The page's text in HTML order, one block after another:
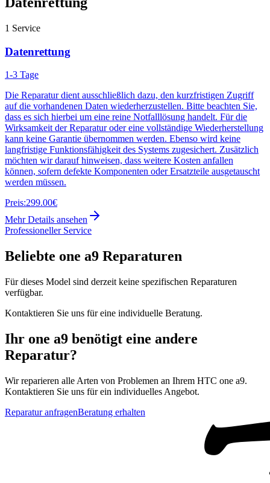
1 Service
Datenrettung
1-3 Tage
Die Reparatur dient ausschließlich dazu, den kurzfristigen Zugriff
auf die vorhandenen Daten wiederherzustellen. Bitte beachten Sie,
dass es sich hierbei um eine reine Notfalllösung handelt. Für die
Wirksamkeit der Reparatur oder eine vollständige Wiederherstellung
kann keine Garantie übernommen werden. Ebenso wird keine
langfristige Funktionsfähigkeit des Systems zugesichert. Zusätzlich
möchten wir darauf hinweisen, dass weitere Kosten anfallen
können, sofern defekte Komponenten oder Ersatzteile ausgetauscht
werden müssen.
Preis:299.00€
Mehr Details ansehen
Professioneller Service
Beliebte one a9 Reparaturen
Für dieses Model sind derzeit keine spezifischen Reparaturen
verfügbar.
Kontaktieren Sie uns für eine individuelle Beratung.
Ihr one a9 benötigt eine andere
Reparatur?
Wir reparieren alle Arten von Problemen an Ihrem HTC one a9.
Kontaktieren Sie uns für ein individuelles Angebot.
Reparatur anfragenBeratung erhalten